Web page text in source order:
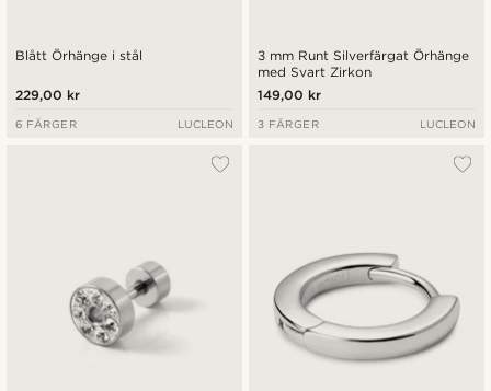
Blått Örhänge i stål
229,00 kr
6 FÄRGER LUCLEON
3 mm Runt Silverfärgat Örhänge
med Svart Zirkon
149,00 kr
3 FÄRGER LUCLEON